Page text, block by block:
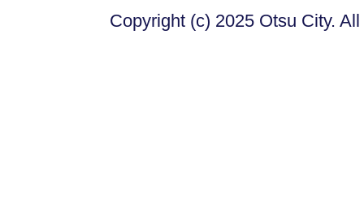
Copyright (c) 2025 Otsu City.